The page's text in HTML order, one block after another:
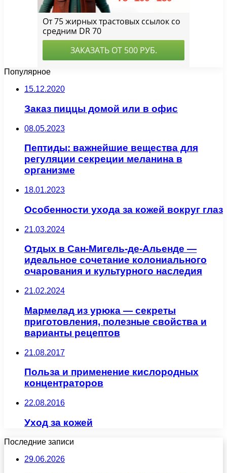
Популярное
15.12.2020
Заказ пиццы домой или в офис
08.05.2023
Пептиды: важнейшие вещества для
регуляции секреции меланина в
организме
18.01.2023
Особенности ухода за кожей вокруг глаз
21.03.2024
Отдых в Сан-Мигель-де-Альенде —
идеальное сочетание колониального
очарования и культурного наследия
21.02.2024
Мармелад из урюка — секреты
приготовления, полезные свойства и
варианты рецептов
21.08.2017
Польза и применение кислородных
концентраторов
22.08.2016
Уход за кожей
Последние записи
29.06.2026